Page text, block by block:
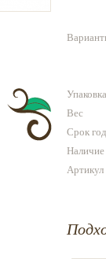
Упаковка
Вес
Срок
Наличие
Артикул